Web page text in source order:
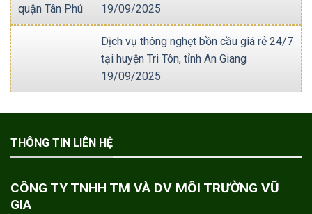
19/09/2025
Dịch vụ thông nghẹt bồn cầu giá rẻ 24/7
tại huyện Tri Tôn, tỉnh An Giang
19/09/2025
THÔNG TIN LIÊN HỆ
CÔNG TY TNHH TM VÀ DV MÔI TRƯỜNG VŨ
GIA